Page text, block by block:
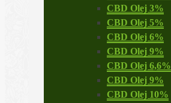
CBD Olej 3%
CBD Olej 5%
CBD Olej 6%
CBD Olej 9%
CBD Olej 6,6%
CBD Olej 9%
CBD Olej 10%